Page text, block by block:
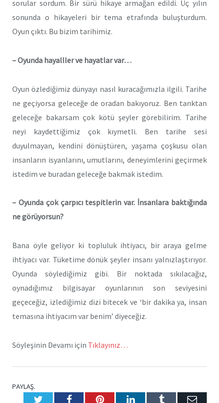
sorular sordum. Bir sürü hikaye armağan edildi. Üç yılın
sonunda o hikayeleri bir tema etrafında buluşturdum.
Oyun çıktı. Bu bizim tarihimiz.
– Oyunda hayalller ve hayatlar var…
Oyun özlediğimiz dünyayı nasıl kuracağımızla ilgili. Tarihe
ne geçiyorsa geleceğe de oradan bakıyoruz. Ben tanktan
geleceğe bakarsam çok kötü şeyler görebilirim. Tarihe
neyi kaydettiğimiz çok kıymetli. Ben tarihe sesi
duyulmayan, kendini dönüştüren, yaşama çoşkusu olan
insanların isyanlarını, umutlarını, deneyimlerini geçirmek
istedim ve buradan geleceğe bakmak istedim.
– Oyunda çok çarpıcı tespitlerin var. İnsanlara baktığında
ne görüyorsun?
Bana öyle geliyor ki topluluk ihtiyacı, bir araya gelme
ihtiyacı var. Tüketime dönük şeyler insanı yalnızlaştırıyor.
Oyunda söylediğimiz gibi. Bir noktada sıkılacağız,
oynadığımız bilgisayar oyunlarının son seviyesini
geçeceğiz, izlediğimiz dizi bitecek ve ‘bir dakika ya, insan
temasına ihtiyacım var benim’ diyeceğiz.
Söyleşinin Devamı için Tıklayınız…
PAYLAŞ.
TwitterFacebookPinterestLinkedInTumblr E-